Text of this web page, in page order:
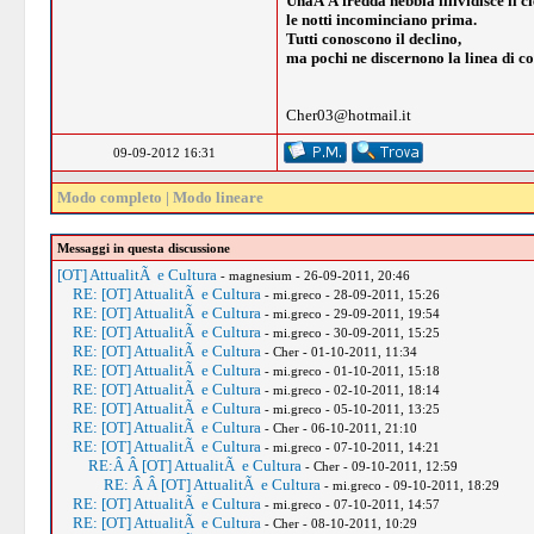
le notti incominciano prima.
Tutti conoscono il declino,
ma pochi ne discernono la linea di
Cher03@hotmail.it
09-09-2012 16:31
Modo completo | Modo lineare
Messaggi in questa discussione
[OT] AttualitÃ e Cultura - magnesium - 26-09-2011, 20:46
RE: [OT] AttualitÃ e Cultura - mi.greco - 28-09-2011, 15:26
RE: [OT] AttualitÃ e Cultura - mi.greco - 29-09-2011, 19:54
RE: [OT] AttualitÃ e Cultura - mi.greco - 30-09-2011, 15:25
RE: [OT] AttualitÃ e Cultura - Cher - 01-10-2011, 11:34
RE: [OT] AttualitÃ e Cultura - mi.greco - 01-10-2011, 15:18
RE: [OT] AttualitÃ e Cultura - mi.greco - 02-10-2011, 18:14
RE: [OT] AttualitÃ e Cultura - mi.greco - 05-10-2011, 13:25
RE: [OT] AttualitÃ e Cultura - Cher - 06-10-2011, 21:10
RE: [OT] AttualitÃ e Cultura - mi.greco - 07-10-2011, 14:21
RE:Â Â [OT] AttualitÃ e Cultura - Cher - 09-10-2011, 12:59
RE: Â Â [OT] AttualitÃ e Cultura - mi.greco - 09-10-2011, 18:29
RE: [OT] AttualitÃ e Cultura - mi.greco - 07-10-2011, 14:57
RE: [OT] AttualitÃ e Cultura - Cher - 08-10-2011, 10:29